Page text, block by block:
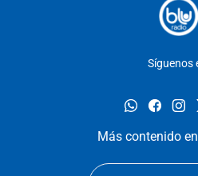
Síguenos
whatsapp
Más contenido en